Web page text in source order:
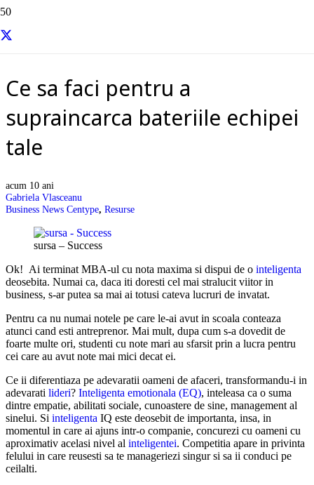
Ce sa faci pentru a
supraincarca bateriile echipei
tale
acum 10 ani
Gabriela Vlasceanu
Business News Centype, Resurse
sursa – Success
Ok! Ai terminat MBA-ul cu nota maxima si dispui de o inteligenta
deosebita. Numai ca, daca iti doresti cel mai stralucit viitor in
business, s-ar putea sa mai ai totusi cateva lucruri de invatat.
Pentru ca nu numai notele pe care le-ai avut in scoala conteaza
atunci cand esti antreprenor. Mai mult, dupa cum s-a dovedit de
foarte multe ori, studenti cu note mari au sfarsit prin a lucra pentru
cei care au avut note mai mici decat ei.
Ce ii diferentiaza pe adevaratii oameni de afaceri, transformandu-i in
adevarati lideri? Inteligenta emotionala (EQ), inteleasa ca o suma
dintre empatie, abilitati sociale, cunoastere de sine, management al
sinelui. Si inteligenta IQ este deosebit de importanta, insa, in
momentul in care ai ajuns intr-o companie, concurezi cu oameni cu
aproximativ acelasi nivel al inteligentei. Competitia apare in privinta
felului in care reusesti sa te manageriezi singur si sa ii conduci pe
ceilalti.